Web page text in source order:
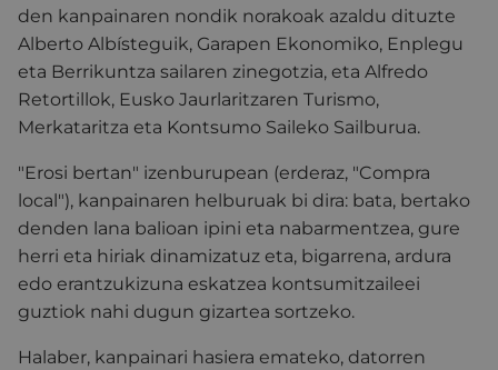
den kanpainaren nondik norakoak azaldu dituzte
Alberto Albísteguik, Garapen Ekonomiko, Enplegu
eta Berrikuntza sailaren zinegotzia, eta Alfredo
Retortillok, Eusko Jaurlaritzaren Turismo,
Merkataritza eta Kontsumo Saileko Sailburua.
"Erosi bertan" izenburupean (erderaz, "Compra
local"), kanpainaren helburuak bi dira: bata, bertako
denden lana balioan ipini eta nabarmentzea, gure
herri eta hiriak dinamizatuz eta, bigarrena, ardura
edo erantzukizuna eskatzea kontsumitzaileei
guztiok nahi dugun gizartea sortzeko.
Halaber, kanpainari hasiera emateko, datorren